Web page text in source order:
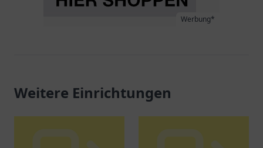
Werbung*
Weitere Einrichtungen